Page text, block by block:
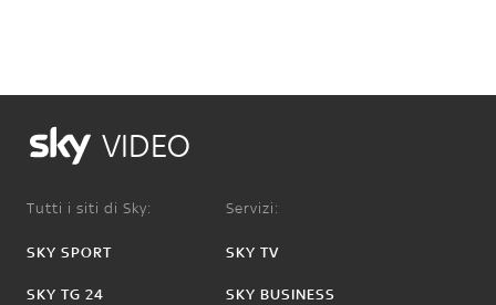
VIDEO
Tutti i siti di Sky:
SKY SPORT
SKY TG 24
Servizi:
SKY TV
SKY BUSINESS